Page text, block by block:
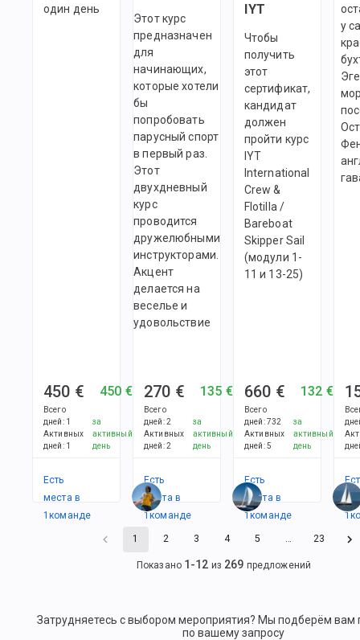
один день
450 €
Всего
дней: 1
Активных
дней: 1
450 €
за
активный
день
Есть
места в
1командe
Этот курс
предназначен
для
начинающих,
которые хотели
бы
попробовать
парусный спорт
в первый раз.
Этот
двухдневный
курс
проводится
дружелюбными
инструкторами.
Акцент
делается на
веселье и
удовольствие
270 €
Всего
дней:2
Активных
дней:2
135 €
за
активный
день
Есть
места в
1командe
IYT
Чтобы
получить
этот
сертификат,
кандидат
должен
пройти курс
IYT
International
Crew &
Flotilla /
Bareboat
Skipper Sail
(модули 1-
11 и 13-25)
660 €
Всего
дней:732
Активных
дней:5
132 €
за
активный
день
Есть
места в
1командe
у
1
1 2 3 4 5 … 23
Показано 1 -12 из 269 предложений
Затрудняетесь с выбором мероприятия? Мы подберём вам
по вашему запросу